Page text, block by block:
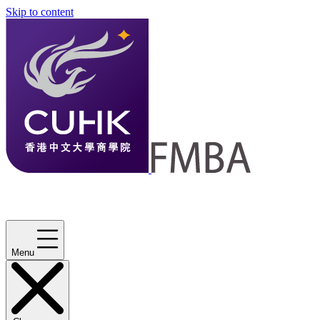
Skip to content
Menu